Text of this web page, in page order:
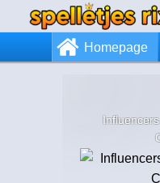
Homepage